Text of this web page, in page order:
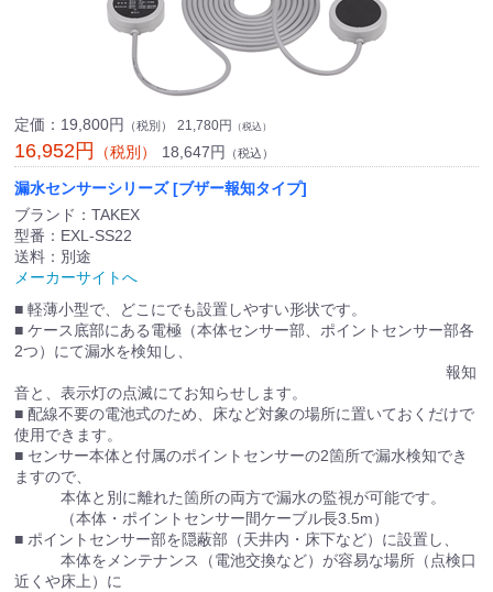
定価： 19,800円 （税別） 21,780円 （税込）
16,952円 （税別） 18,647円 （税込）
漏水センサーシリーズ [ブザー報知タイプ]
ブランド：TAKEX
型番：EXL-SS22
送料：別途
メーカーサイトへ
■ 軽薄小型で、どこにでも設置しやすい形状です。
■ ケース底部にある電極（本体センサー部、ポイントセンサー部各
2つ）にて漏水を検知し、
報知
音と、表示灯の点滅にてお知らせします。
■ 配線不要の電池式のため、床など対象の場所に置いておくだけで
使用できます。
■ センサー本体と付属のポイントセンサーの2箇所で漏水検知でき
ますので、
本体と別に離れた箇所の両方で漏水の監視が可能です。
（本体・ポイントセンサー間ケーブル長3.5m）
■ ポイントセンサー部を隠蔽部（天井内・床下など）に設置し、
本体をメンテナンス（電池交換など）が容易な場所（点検口
近くや床上）に